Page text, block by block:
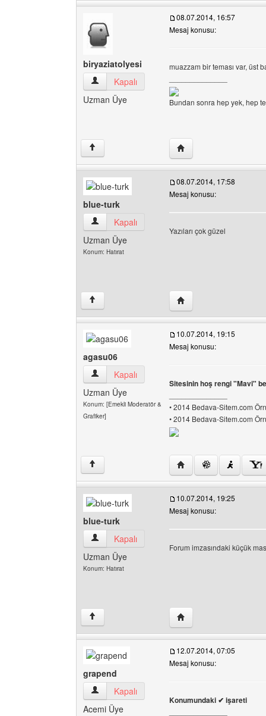
biryaziatolyesi
biryaziatolyesi Kullanıcının profilini görüntüle
Kapalı
Uzman Üye
08.07.2014, 16:57
Mesaj konusu:
muazzam bir teması var, üst
Bundan sonra hep yek, hep
↑ Yazarın web sitesini
blue-turk
blue-turk Kullanıcının profilini görüntüle
Kapalı
Uzman Üye
Konum: Hatırat
08.07.2014, 17:58
Mesaj konusu:
Yazıları çok güzel
↑ Yazarın web sitesini
agasu06
agasu06 Kullanıcının profilini görüntüle
Kapalı
Uzman Üye
Konum: [Emekli Moderatör &
Grafiker]
10.07.2014, 19:15
Mesaj konusu:
Sitesinin hoş rengi "Mavi"
• 2014 Bedava-Sitem.com
• 2014 Bedava-Sitem.com
↑ Yazarın web sitesini
blue-turk
blue-turk Kullanıcının profilini görüntüle
Kapalı
Uzman Üye
Konum: Hatırat
10.07.2014, 19:25
Mesaj konusu:
Forum imzasındaki küçük
↑ Yazarın web sitesini
grapend
grapend Kullanıcının profilini görüntüle
Kapalı
Acemi Üye
12.07.2014, 07:05
Mesaj konusu:
Konumundaki ✔ işareti